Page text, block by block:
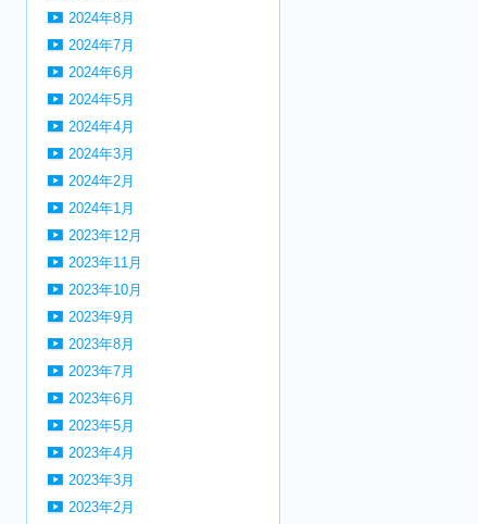
2024年8月
2024年7月
2024年6月
2024年5月
2024年4月
2024年3月
2024年2月
2024年1月
2023年12月
2023年11月
2023年10月
2023年9月
2023年8月
2023年7月
2023年6月
2023年5月
2023年4月
2023年3月
2023年2月